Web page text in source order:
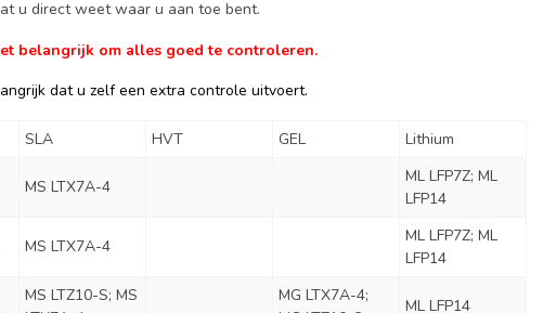
u direct weet waar u aan toe bent.
belangrijk om alles goed te controleren.
dat u zelf een extra controle uitvoert.
SLA HVT GEL Lithium
MS LTX7A-4
ML LFP7Z; ML
LFP14
MS LTX7A-4
ML LFP7Z; ML
LFP14
MS LTZ10-S; MS
MG LTX7A-4;
ML LFP14